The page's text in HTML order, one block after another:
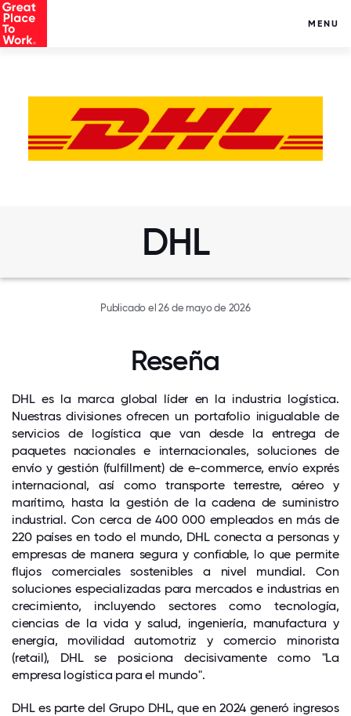
MENU
DHL
Publicado el 26 de mayo de 2026
Reseña
DHL es la marca global líder en la industria logística.
Nuestras divisiones ofrecen un portafolio inigualable de
servicios de logística que van desde la entrega de
paquetes nacionales e internacionales, soluciones de
envío y gestión (fulfillment) de e-commerce, envío exprés
internacional, así como transporte terrestre, aéreo y
marítimo, hasta la gestión de la cadena de suministro
industrial. Con cerca de 400 000 empleados en más de
220 países en todo el mundo, DHL conecta a personas y
empresas de manera segura y confiable, lo que permite
flujos comerciales sostenibles a nivel mundial. Con
soluciones especializadas para mercados e industrias en
crecimiento, incluyendo sectores como tecnología,
ciencias de la vida y salud, ingeniería, manufactura y
energía, movilidad automotriz y comercio minorista
(retail), DHL se posiciona decisivamente como "La
empresa logística para el mundo".
DHL es parte del Grupo DHL, que en 2024 generó ingresos